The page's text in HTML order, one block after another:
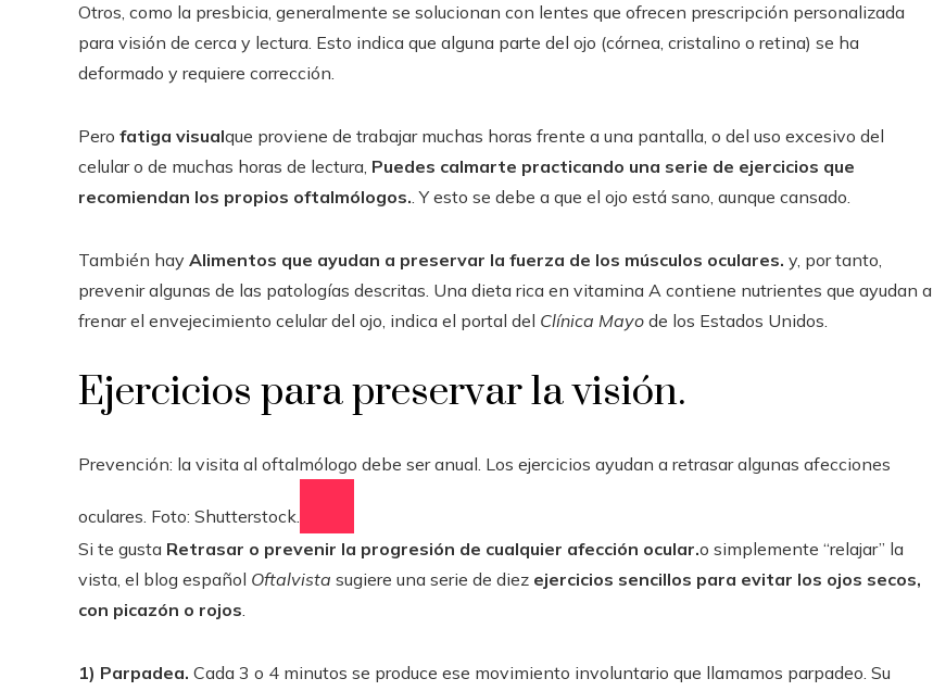
Otros, como la presbicia, generalmente se solucionan con lentes que ofrecen prescripción personalizada
para visión de cerca y lectura. Esto indica que alguna parte del ojo (córnea, cristalino o retina) se ha
deformado y requiere corrección.
Pero fatiga visualque proviene de trabajar muchas horas frente a una pantalla, o del uso excesivo del
celular o de muchas horas de lectura, Puedes calmarte practicando una serie de ejercicios que
recomiendan los propios oftalmólogos.. Y esto se debe a que el ojo está sano, aunque cansado.
También hay Alimentos que ayudan a preservar la fuerza de los músculos oculares. y, por tanto,
prevenir algunas de las patologías descritas. Una dieta rica en vitamina A contiene nutrientes que ayudan a
frenar el envejecimiento celular del ojo, indica el portal del Clínica Mayo de los Estados Unidos.
Ejercicios para preservar la visión.
Prevención: la visita al oftalmólogo debe ser anual. Los ejercicios ayudan a retrasar algunas afecciones
oculares. Foto: Shutterstock.
Si te gusta Retrasar o prevenir la progresión de cualquier afección ocular.o simplemente “relajar” la
vista, el blog español Oftalvista sugiere una serie de diez ejercicios sencillos para evitar los ojos secos,
con picazón o rojos.
1) Parpadea. Cada 3 o 4 minutos se produce ese movimiento involuntario que llamamos parpadeo. Su